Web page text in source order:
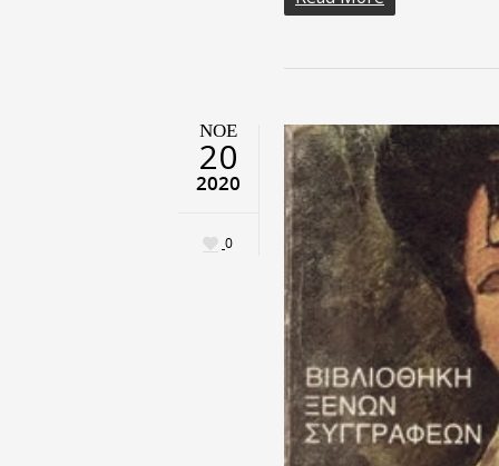
ΝΟΈ
20
2020
0